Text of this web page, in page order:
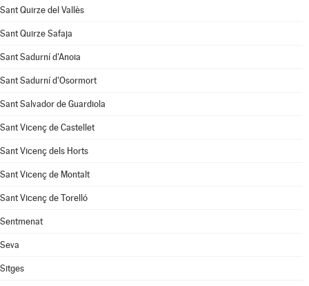
Sant Quirze del Vallès
Sant Quirze Safaja
Sant Sadurní d'Anoia
Sant Sadurní d'Osormort
Sant Salvador de Guardiola
Sant Vicenç de Castellet
Sant Vicenç dels Horts
Sant Vicenç de Montalt
Sant Vicenç de Torelló
Sentmenat
Seva
Sitges